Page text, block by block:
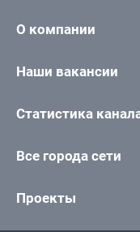
О компании
Наши вакансии
Статистика
Все города сети
Проекты